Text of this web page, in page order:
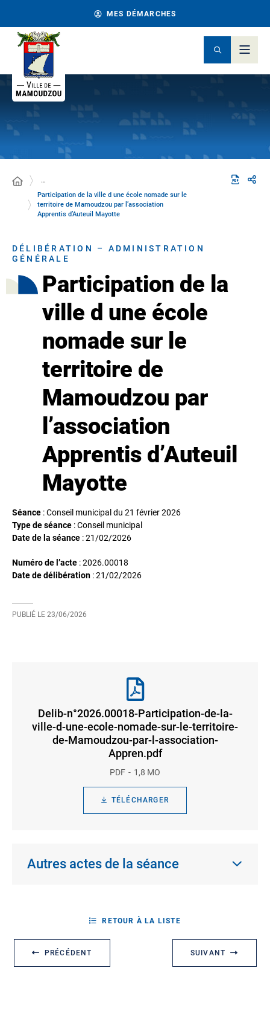
MES DÉMARCHES
…
Participation de la ville d une école nomade sur le
territoire de Mamoudzou par l’association
Apprentis d’Auteuil Mayotte
DÉLIBÉRATION – ADMINISTRATION
GÉNÉRALE
Participation de la
ville d une école
nomade sur le
territoire de
Mamoudzou par
l’association
Apprentis d’Auteuil
Mayotte
Séance : Conseil municipal du 21 février 2026
Type de séance : Conseil municipal
Date de la séance :21/02/2026
Numéro de l’acte : 2026.00018
Date de délibération :21/02/2026
PUBLIÉ LE 23/06/2026
Delib-n°2026.00018-Participation-de-la-
ville-d-une-ecole-nomade-sur-le-territoire-
de-Mamoudzou-par-l-association-
Appren.pdf
PDF 1,8 MO
TÉLÉCHARGER
Autres actes de la séance
PRÉCÉDENT
RETOUR À LA LISTE
SUIVANT